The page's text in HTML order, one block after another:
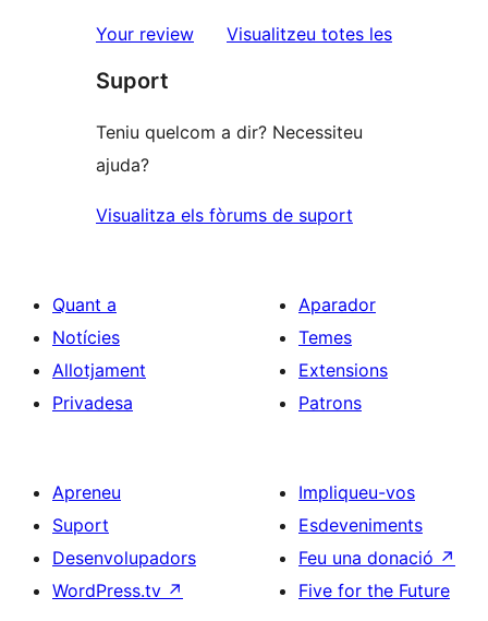
estrelles
de
estrelles
Your review Visualitzeu totes lesressenyes
Suport
Teniu quelcom a dir? Necessiteu
ajuda?
Visualitza els fòrums de suport
Quant a
Notícies
Allotjament
Privadesa
Aparador
Temes
Extensions
Patrons
Apreneu
Suport
Desenvolupadors
WordPress.tv ↗
Impliqueu-vos
Esdeveniments
Feu una donació ↗
Five for the Future